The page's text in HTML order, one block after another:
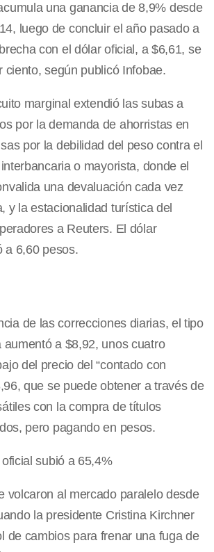
una ganancia de 8,9% desde
luego de concluir el año pasado a
con el dólar oficial, a $6,61, se
ciento, según publicó Infobae.
marginal extendió las subas a
por la demanda de ahorristas en
por la debilidad del peso contra el
o mayorista, donde el
una devaluación cada vez
y la estacionalidad turística del
a Reuters. El dólar
a 6,60 pesos.
de las correcciones diarias, el tipo
aumentó a $8,92, unos cuatro
del precio del “contado con
que se puede obtener a través de
con la compra de títulos
pero pagando en pesos.
subió a 65,4%
volcaron al mercado paralelo desde
la presidente Cristina Kirchner
de cambios para frenar una fuga de